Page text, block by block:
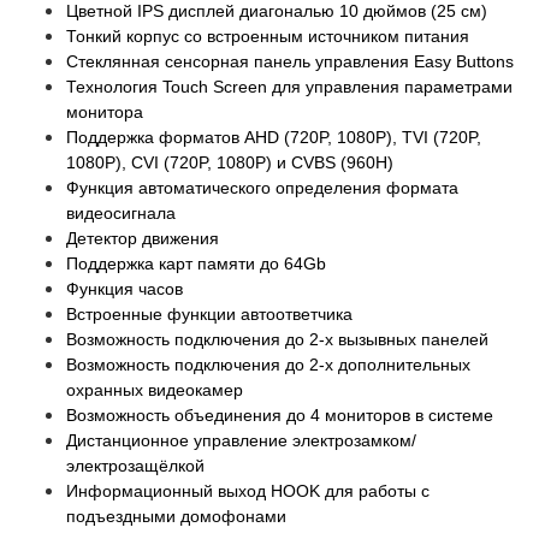
Цветной IPS дисплей диагональю 10 дюймов (25 см)
Тонкий корпус со встроенным источником питания
Стеклянная сенсорная панель управления Easy Buttons
Технология Touch Screen для управления параметрами
монитора
Поддержка форматов AHD (720P, 1080P), TVI (720P,
1080P), CVI (720P, 1080P) и CVBS (960H)
Функция автоматического определения формата
видеосигнала
Детектор движения
Поддержка карт памяти до 64Gb
Функция часов
Встроенные функции автоответчика
Возможность подключения до 2-х вызывных панелей
Возможность подключения до 2-х дополнительных
охранных видеокамер
Возможность объединения до 4 мониторов в системе
Дистанционное управление электрозамком/
электрозащёлкой
Информационный выход HOOK для работы с
подъездными домофонами